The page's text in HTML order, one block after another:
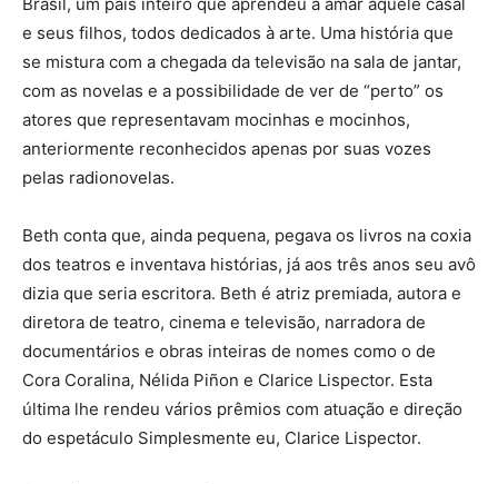
e seus filhos, todos dedicados à arte. Uma história que
se mistura com a chegada da televisão na sala de jantar,
com as novelas e a possibilidade de ver de “perto” os
atores que representavam mocinhas e mocinhos,
anteriormente reconhecidos apenas por suas vozes
pelas radionovelas.
Beth conta que, ainda pequena, pegava os livros na coxia
dos teatros e inventava histórias, já aos três anos seu avô
dizia que seria escritora. Beth é atriz premiada, autora e
diretora de teatro, cinema e televisão, narradora de
documentários e obras inteiras de nomes como o de
Cora Coralina, Nélida Piñon e Clarice Lispector. Esta
última lhe rendeu vários prêmios com atuação e direção
do espetáculo Simplesmente eu, Clarice Lispector.